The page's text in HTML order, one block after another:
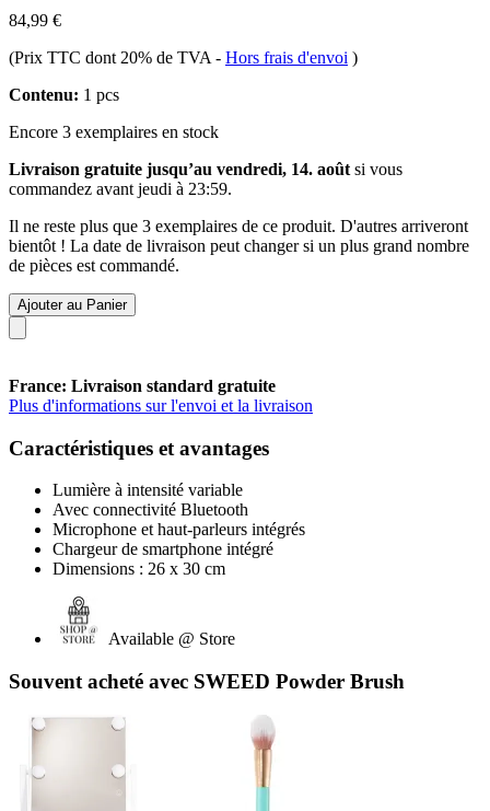
84,99 €
(Prix TTC dont 20% de TVA - Hors frais d'envoi )
Contenu: 1 pcs
Encore 3 exemplaires en stock
Livraison gratuite jusqu’au vendredi, 14. août si vous
commandez avant jeudi à 23:59.
Il ne reste plus que 3 exemplaires de ce produit. D'autres arriveront
bientôt ! La date de livraison peut changer si un plus grand nombre
de pièces est commandé.
Ajouter au Panier
France: Livraison standard gratuite
Plus d'informations sur l'envoi et la livraison
Caractéristiques et avantages
Lumière à intensité variable
Avec connectivité Bluetooth
Microphone et haut-parleurs intégrés
Chargeur de smartphone intégré
Dimensions : 26 x 30 cm
Available @ Store
Souvent acheté avec SWEED Powder Brush